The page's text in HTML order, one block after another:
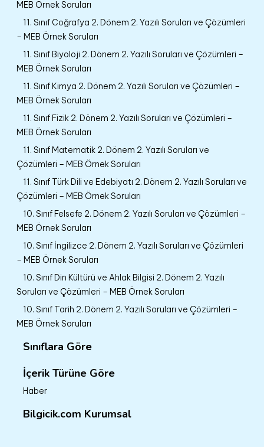
MEB Örnek Soruları
11. Sınıf Coğrafya 2. Dönem 2. Yazılı Soruları ve Çözümleri
– MEB Örnek Soruları
11. Sınıf Biyoloji 2. Dönem 2. Yazılı Soruları ve Çözümleri –
MEB Örnek Soruları
11. Sınıf Kimya 2. Dönem 2. Yazılı Soruları ve Çözümleri –
MEB Örnek Soruları
11. Sınıf Fizik 2. Dönem 2. Yazılı Soruları ve Çözümleri –
MEB Örnek Soruları
11. Sınıf Matematik 2. Dönem 2. Yazılı Soruları ve
Çözümleri – MEB Örnek Soruları
11. Sınıf Türk Dili ve Edebiyatı 2. Dönem 2. Yazılı Soruları ve
Çözümleri – MEB Örnek Soruları
10. Sınıf Felsefe 2. Dönem 2. Yazılı Soruları ve Çözümleri –
MEB Örnek Soruları
10. Sınıf İngilizce 2. Dönem 2. Yazılı Soruları ve Çözümleri
– MEB Örnek Soruları
10. Sınıf Din Kültürü ve Ahlak Bilgisi 2. Dönem 2. Yazılı
Soruları ve Çözümleri – MEB Örnek Soruları
10. Sınıf Tarih 2. Dönem 2. Yazılı Soruları ve Çözümleri –
MEB Örnek Soruları
Sınıflara Göre
İçerik Türüne Göre
Haber
Bilgicik.com Kurumsal